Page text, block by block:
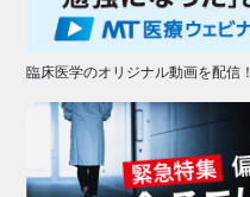
臨床医学のオリジナル動画を配信！